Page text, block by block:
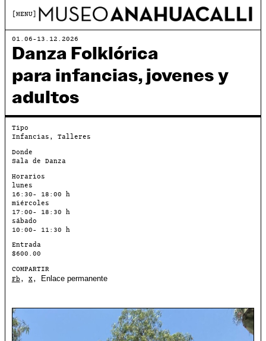
MENU
01.06-13.12.2026
Danza Folklórica
para infancias, jovenes y
adultos
Tipo
Infancias, Talleres
Donde
Sala de Danza
Horarios
lunes
16:30- 18:00 h
miércoles
17:00- 18:30 h
sábado
10:00- 11:30 h
Entrada
$600.00
COMPARTIR
Fb , X, Enlace permanente